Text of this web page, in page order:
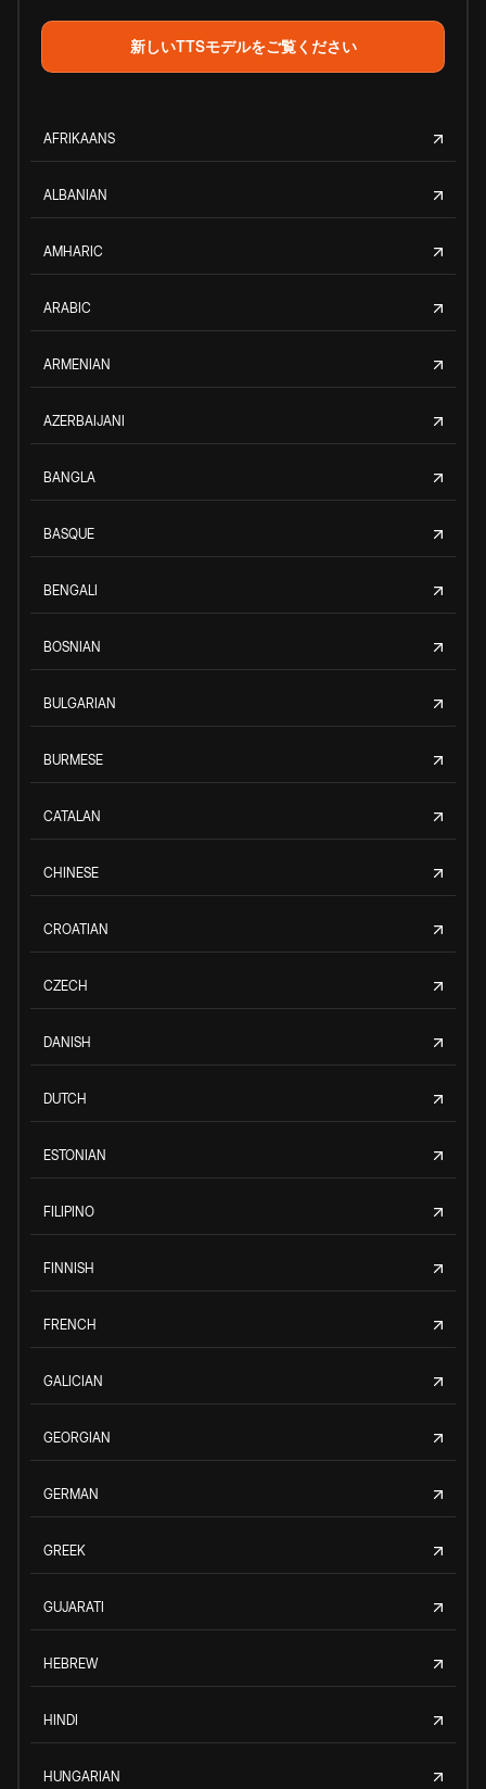
新しいTTSモデルをご覧ください
AFRIKAANS
ALBANIAN
AMHARIC
ARABIC
ARMENIAN
AZERBAIJANI
BANGLA
BASQUE
BENGALI
BOSNIAN
BULGARIAN
BURMESE
CATALAN
CHINESE
CROATIAN
CZECH
DANISH
DUTCH
ESTONIAN
FILIPINO
FINNISH
FRENCH
GALICIAN
GEORGIAN
GERMAN
GREEK
GUJARATI
HEBREW
HINDI
HUNGARIAN